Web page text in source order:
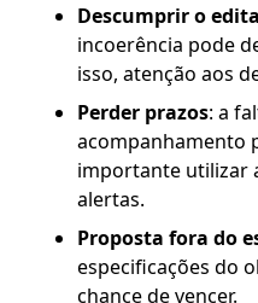
Descumprir o
incoerência pode
isso, atenção aos
Perder prazos: a
acompanhamento
importante utilizar
alertas.
Proposta fora do
especificações do
chance de vencer.